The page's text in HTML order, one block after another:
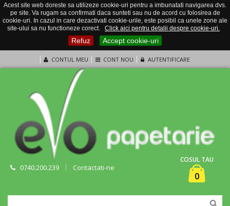
Acest site web doreste sa utilizeze cookie-uri pentru a imbunatati navigarea dvs.
pe site. Va rugam sa confirmati daca sunteti sau nu de acord cu folosirea de
cookie-uri. In cazul in care dezactivati cookie-urile, este posibil ca unele zone ale
site-ului sa nu functioneze corect.
Click aici pentru detalii despre cookie-uri.
Refuz Accept cookie-uri
CONTUL MEU CONT NOU AUTENTIFICARE
0740.200.239 Contactati-ne
COSUL TAU
0